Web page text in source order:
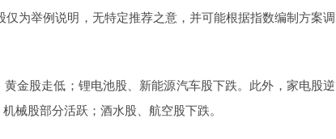
仅为举例说明，无特定推荐之意，并可能根据指数编制方案调
金股走低；锂电池股、新能源汽车股下跌。此外，家电股逆
械股部分活跃；酒水股、航空股下跌。